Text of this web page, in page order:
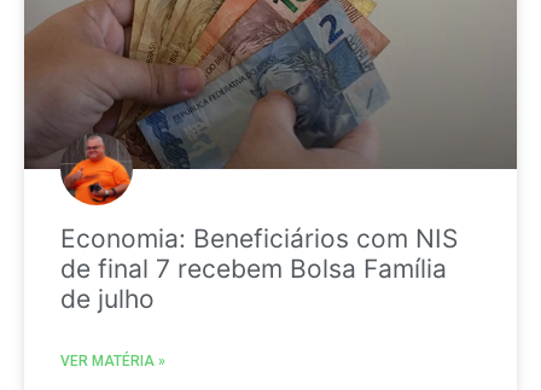
Economia: Beneficiários com NIS
de final 7 recebem Bolsa Família
de julho
VER MATÉRIA »